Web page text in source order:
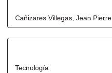
Cañizares Villegas, Jean Pierre
Tecnología